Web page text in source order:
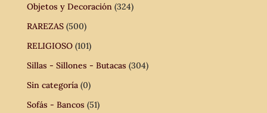
Objetos y Decoración (324)
RAREZAS (500)
RELIGIOSO (101)
Sillas - Sillones - Butacas (304)
Sin categoría (0)
Sofás - Bancos (51)